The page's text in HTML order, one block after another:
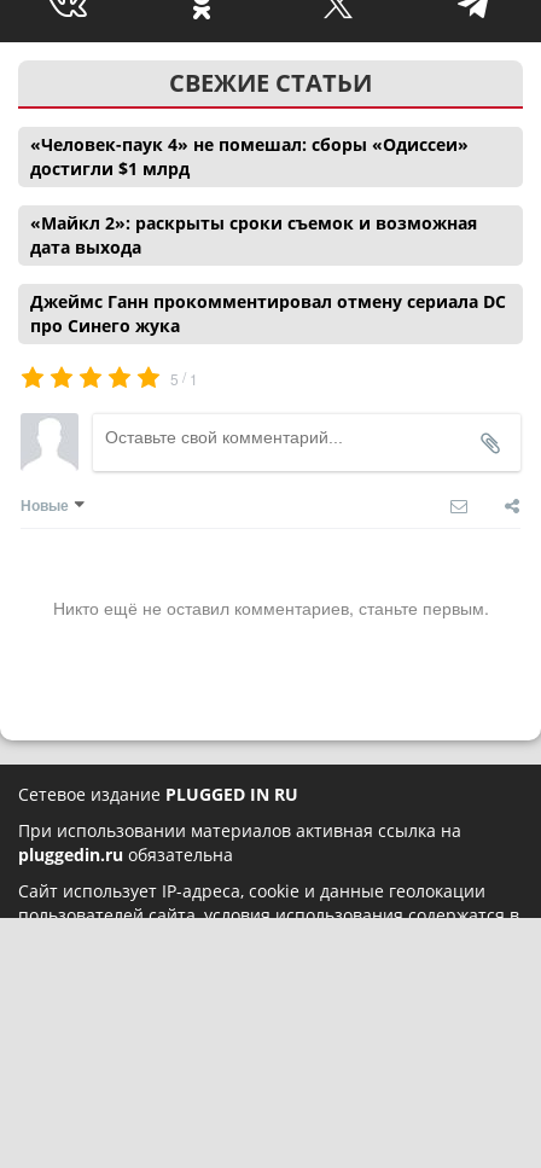
СВЕЖИЕ СТАТЬИ
«Человек-паук 4» не помешал: сборы «Одиссеи»
достигли $1 млрд
«Майкл 2»: раскрыты сроки съемок и возможная
дата выхода
Джеймс Ганн прокомментировал отмену сериала DC
про Синего жука
5 / 1
Новые
Никто ещё не оставил комментариев, станьте первым.
Сетевое издание PLUGGED IN RU
При использовании материалов активная ссылка на
pluggedin.ru обязательна
Сайт использует IP-адреса, cookie и данные геолокации
пользователей сайта, условия использования содержатся в